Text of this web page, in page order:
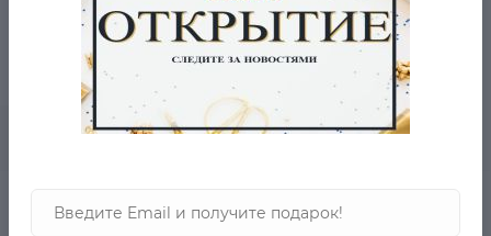
5 080 Р.
В корзину
Heines